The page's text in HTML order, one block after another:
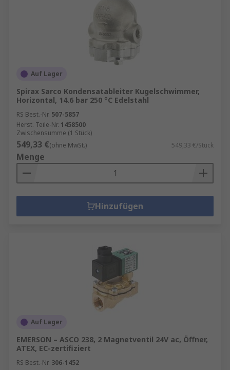
Auf Lager
Spirax Sarco Kondensatableiter Kugelschwimmer,
Horizontal, 14.6 bar 250 °C Edelstahl
RS Best.-Nr. 507-5857
Herst. Teile-Nr. 1458500
Zwischensumme (1 Stück)
549,33 €(ohne MwSt.) 549,33 €/Stück
Menge
Hinzufügen
Auf Lager
EMERSON – ASCO 238, 2 Magnetventil 24V ac, Öffner,
ATEX, EC-zertifiziert
RS Best.-Nr. 306-1452